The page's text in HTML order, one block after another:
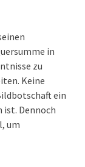
in
zu
Keine
ein
ist. Dennoch
um